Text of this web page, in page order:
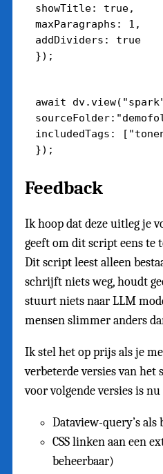
showTitle: true,
maxParagraphs: 1,
addDividers: true
await
includedTags:
Feedback
Ik hoop dat deze uitleg je
geeft om dit script eens te
Dit script leest alleen
schrijft niets weg, houdt
stuurt niets naar LLM
mensen slimmer anders
Ik stel het op prijs als je
verbeterde versies van
voor volgende versies is nu
Dataview-query’s
CSS linken aan een
beheerbaar)